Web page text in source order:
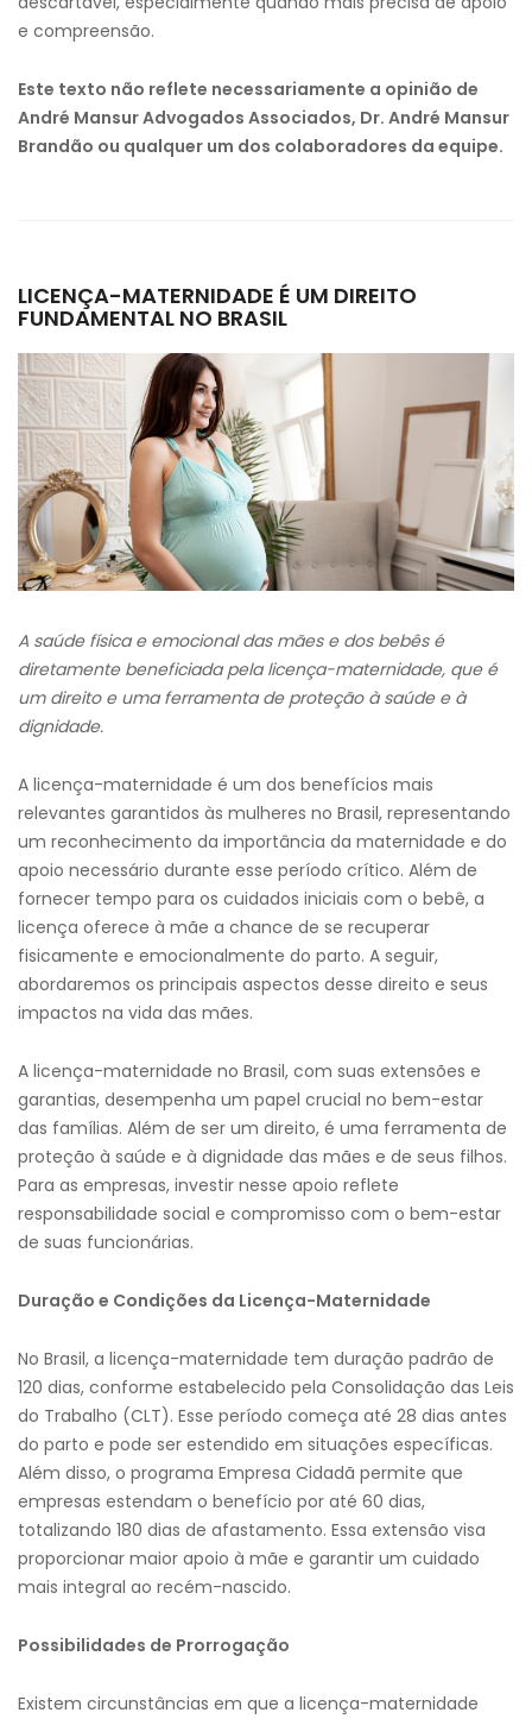
e compreensão.
Este texto não reflete necessariamente a opinião de
André Mansur Advogados Associados, Dr. André Mansur
Brandão ou qualquer um dos colaboradores da equipe.
LICENÇA-MATERNIDADE É UM DIREITO
FUNDAMENTAL NO BRASIL
A saúde física e emocional das mães e dos bebês é
diretamente beneficiada pela licença-maternidade, que é
um direito e uma ferramenta de proteção à saúde e à
dignidade.
A licença-maternidade é um dos benefícios mais
relevantes garantidos às mulheres no Brasil, representando
um reconhecimento da importância da maternidade e do
apoio necessário durante esse período crítico. Além de
fornecer tempo para os cuidados iniciais com o bebê, a
licença oferece à mãe a chance de se recuperar
fisicamente e emocionalmente do parto. A seguir,
abordaremos os principais aspectos desse direito e seus
impactos na vida das mães.
A licença-maternidade no Brasil, com suas extensões e
garantias, desempenha um papel crucial no bem-estar
das famílias. Além de ser um direito, é uma ferramenta de
proteção à saúde e à dignidade das mães e de seus filhos.
Para as empresas, investir nesse apoio reflete
responsabilidade social e compromisso com o bem-estar
de suas funcionárias.
Duração e Condições da Licença-Maternidade
No Brasil, a licença-maternidade tem duração padrão de
120 dias, conforme estabelecido pela Consolidação das Leis
do Trabalho (CLT). Esse período começa até 28 dias antes
do parto e pode ser estendido em situações específicas.
Além disso, o programa Empresa Cidadã permite que
empresas estendam o benefício por até 60 dias,
totalizando 180 dias de afastamento. Essa extensão visa
proporcionar maior apoio à mãe e garantir um cuidado
mais integral ao recém-nascido.
Possibilidades de Prorrogação
Existem circunstâncias em que a licença-maternidade